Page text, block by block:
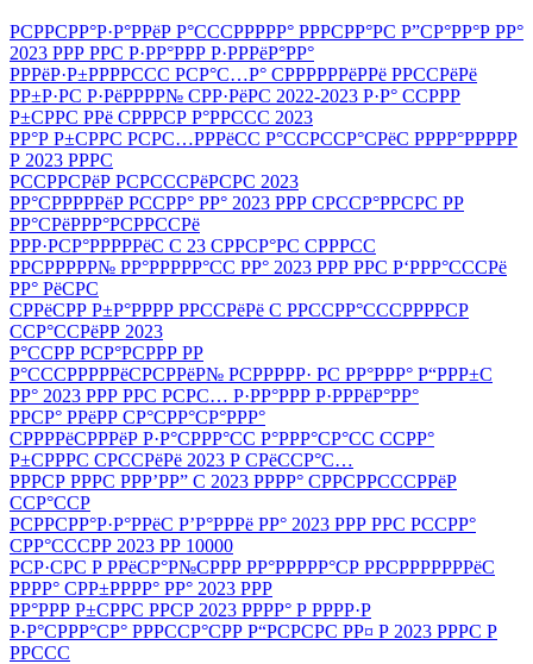
РСРРСРР°Р·Р°РРёР Р°СССРРРРР° РРРСРР°РС Р”СР°РР°Р РР°
2023 РРР РРС Р·РР°РРР Р·РРРёР°РР°
РРРёР·Р±РРРРССС РСР°С…Р° СРРРРРРёРРё РРССРёРё
РР±Р·РС Р·РёРРРР№ СРР·РёРС 2022-2023 Р·Р° ССРРР
Р±СРРС РРё СРРРСР Р°РРССС 2023
РР°Р Р±СРРС РСРС…РРРёСС Р°ССРССР°СРёС РРРР°РРРРР
Р 2023 РРРС
РССРРСРёР РСРСССРёРСРС 2023
РР°СРРРРРёР РССРР° РР° 2023 РРР СРССР°РРСРС РР
РР°СРёРРР°РСРРССРё
РРР·РСР°РРРРРёС С 23 СРРСР°РС СРРРСС
РРСРРРРР№ РР°РРРРР°СС РР° 2023 РРР РРС Р‘РРР°СССРё
РР° РёСРС
СРРёСРР Р±Р°РРРР РРССРёРё С РРССРР°СССРРРРСР
ССР°ССРёРР 2023
Р°ССРР РСР°РСРРР РР
Р°СССРРРРРёСРСРРёР№ РСРРРРР· РС РР°РРР° Р“РРР±С
РР° 2023 РРР РРС РСРС… Р·РР°РРР Р·РРРёР°РР°
РРСР° РРёРР СР°СРР°СР°РРР°
СРРРРёСРРРёР Р·Р°СРРР°СС Р°РРР°СР°СС ССРР°
Р±СРРРС СРССРёРё 2023 Р СРёССР°С…
РРРСР РРРС РРР’РР” С 2023 РРРР° СРРСРРСССРРёР
ССР°ССР
РСРРСРР°Р·Р°РРёС Р’Р°РРРё РР° 2023 РРР РРС РССРР°
СРР°СССРР 2023 РР 10000
РСР·СРС Р РРёСР°Р№СРРР РР°РРРРР°СР РРСРРРРРРРёС
РРРР° СРР±РРРР° РР° 2023 РРР
РР°РРР Р±СРРС РРСР 2023 РРРР° Р РРРР·Р
Р·Р°СРРР°СР° РРРССР°СРР Р“РСРСРС РР¤ Р 2023 РРРС Р
РРССС